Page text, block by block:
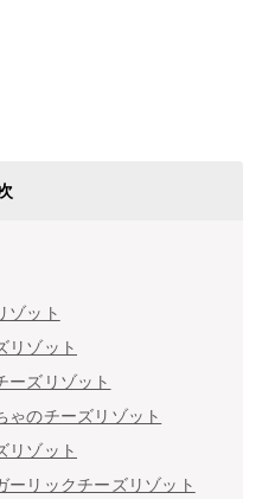
ゾット
リゾット
ーズリゾット
ゃのチーズリゾット
リゾット
ーリックチーズリゾット